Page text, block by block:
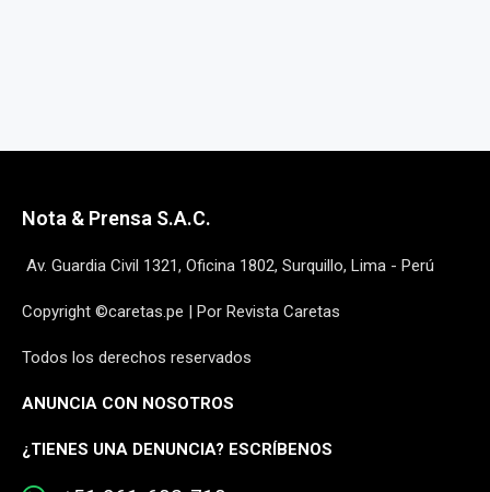
Nota & Prensa S.A.C.
Av. Guardia Civil 1321, Oficina 1802, Surquillo, Lima - Perú
Copyright ©caretas.pe | Por Revista Caretas
Todos los derechos reservados
ANUNCIA CON NOSOTROS
¿TIENES UNA DENUNCIA? ESCRÍBENOS